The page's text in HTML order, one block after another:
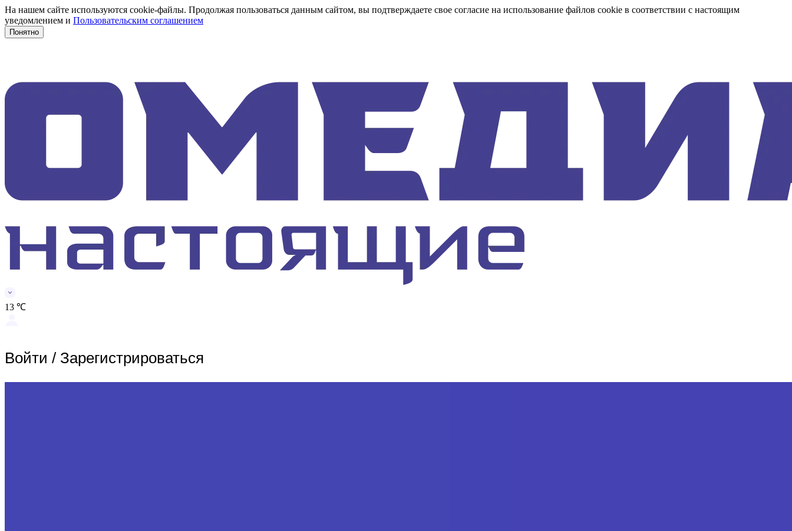
На нашем сайте используются cookie-файлы. Продолжая пользоваться данным сайтом, вы подтверждаете свое согласие на использование файлов cookie в соответствии с настоящим
уведомлением и Пользовательским соглашением
Понятно
13 ℃
Войти / Зарегистрироваться